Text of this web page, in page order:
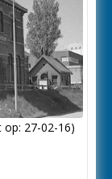
27-02-16)